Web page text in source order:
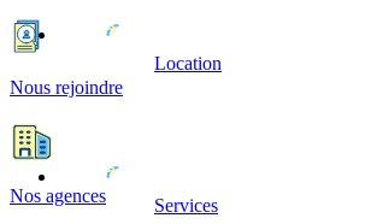
Location
Services
Nous rejoindre
Nos agences